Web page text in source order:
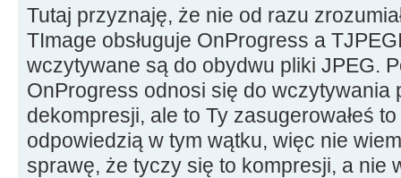
Tutaj przyznaję, że nie od razu
TImage obsługuje OnProgress a
wczytywane są do obydwu pliki JPEG.
OnProgress odnosi się do wczytywania
dekompresji, ale to Ty zasugerowałeś
odpowiedzią w tym wątku, więc nie
sprawę, że tyczy się to kompresji, a nie